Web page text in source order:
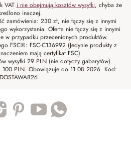
VAT i nie obejmują kosztów wysyłki, chyba że
inaczej.
zamówienia: 230 zł, nie łączy się z innymi
wykorzystania. Oferta nie łączy się z innymi
w przypadku przecenionych produktów.
FSC®: FSC-C136992 (Jedynie produkty z
mają certyfikat FSC)
wysyłki 29 PLN (nie dotyczy gabarytów).
100 PLN. Obowiązuje do 11.08.2026. Kod:
DOSTAWA826